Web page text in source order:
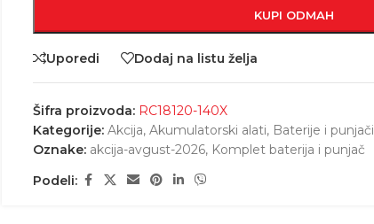
KUPI ODMAH
Uporedi Dodaj na listu želja
Šifra proizvoda: RC18120-140X
Kategorije: Akcija, Akumulatorski alati, Baterije i punjači
Oznake: akcija-avgust-2026, Komplet baterija i punjač
Podeli: